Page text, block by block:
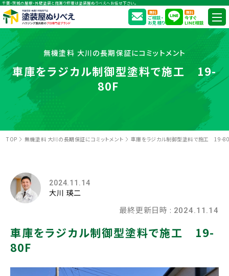
千葉・茨城の屋根・外壁塗装と雨漏り修理は塗装屋ぬりべえへお任せ下さい。
無料
ご相談・
お見積り
無料
今すぐ
LINE相談
無機塗料 大川の長期保証にコミットメント
車庫をラジカル制御型塗料で施工 19-
80F
TOP 無機塗料 大川の長期保証にコミットメント 車庫をラジカル制御型塗料で施工
2024.11.14
大川 瑛二
最終更新日時 : 2024.11.14
車庫をラジカル制御型塗料で施工 19-
80F